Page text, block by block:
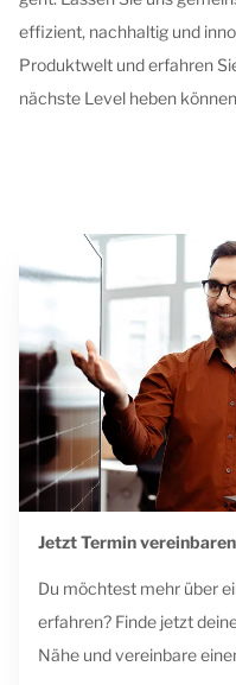
effizient, nachhaltig und
Produktwelt und erfahren
nächste Level heben
Jetzt Termin
Du möchtest mehr über
erfahren? Finde jetzt
Nähe und vereinbare